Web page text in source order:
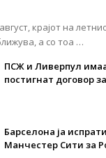
крајот на
а со тоа …
ПСЖ и Ливерпул
постигнат договор
Барселона ја
Манчестер Сити за